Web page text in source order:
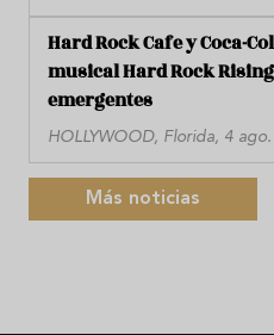
Hard Rock Cafe y Coca-
musical Hard Rock
emergentes
HOLLYWOOD, Florida, 4
Más noticias